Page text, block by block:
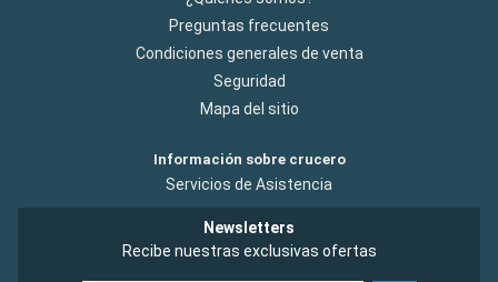
Preguntas frecuentes
Condiciones generales de venta
Seguridad
Mapa del sitio
Información sobre crucero
Servicios de Asistencia
Newsletters
Recibe nuestras exclusivas ofertas